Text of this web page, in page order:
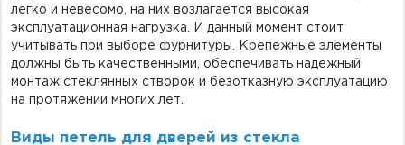
легко и невесомо, на них возлагается высокая
эксплуатационная нагрузка. И данный момент стоит
учитывать при выборе фурнитуры. Крепежные элементы
должны быть качественными, обеспечивать надежный
монтаж стеклянных створок и безотказную эксплуатацию
на протяжении многих лет.
Виды петель для дверей из стекла